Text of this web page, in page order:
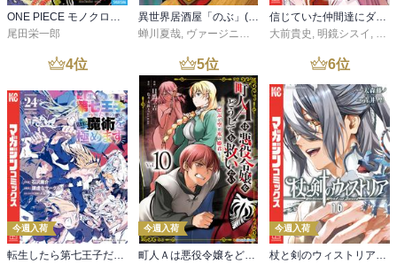
尾田栄一郎
蝉川夏哉 ヴァージニア二等兵 ,転
大前貴史 明鏡シスイ
4位
今週入荷
転生したら第七王子だったので、気ままに魔術を極めます（２４）
5位
今週入荷
町人Ａは悪役令嬢をどうしても救いたい ～どぶと空と氷の姫君～１０【電子書店共通特典イラスト付】
6位
今週入荷
杖と剣のウィストリア（１６）